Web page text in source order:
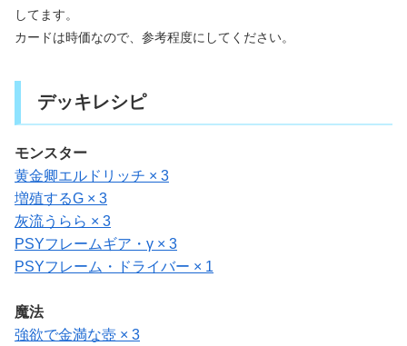
してます。
カードは時価なので、参考程度にしてください。
デッキレシピ
モンスター
黄金卿エルドリッチ × 3
増殖するG × 3
灰流うらら × 3
PSYフレームギア・γ × 3
PSYフレーム・ドライバー × 1
魔法
強欲で金満な壺 × 3